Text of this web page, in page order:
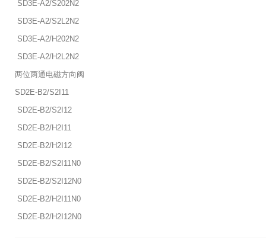
SD3E-A2/S202N2
SD3E-A2/S2L2N2
SD3E-A2/H202N2
SD3E-A2/H2L2N2
两位两通电磁方向阀
SD2E-B2/S2I11
SD2E-B2/S2I12
SD2E-B2/H2I11
SD2E-B2/H2I12
SD2E-B2/S2I11N0
SD2E-B2/S2I12N0
SD2E-B2/H2I11N0
SD2E-B2/H2I12N0